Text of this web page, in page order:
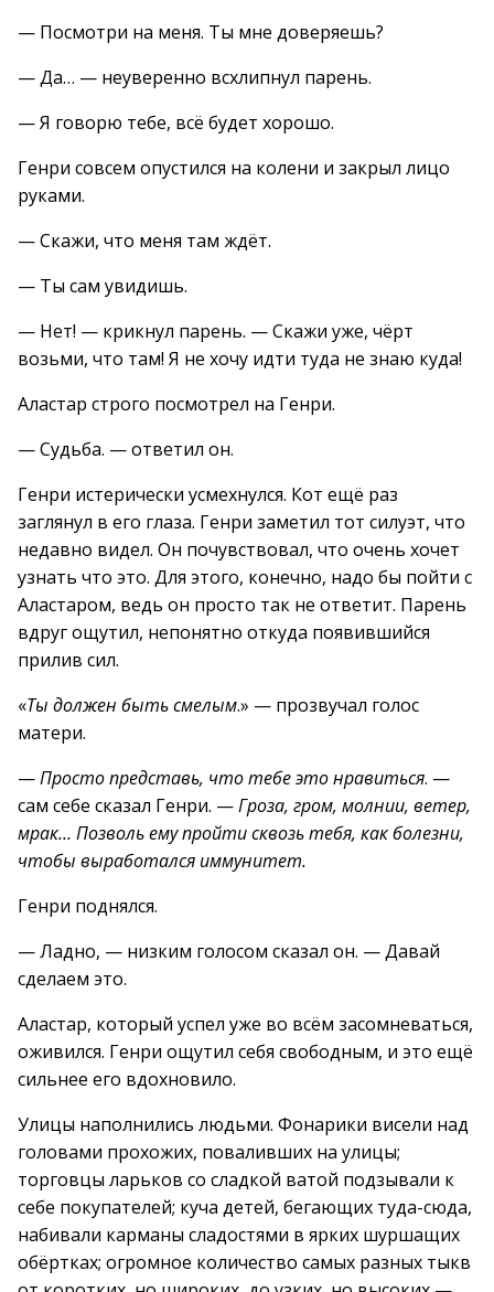
— Посмотри на меня. Ты мне доверяешь?
— Да… — неуверенно всхлипнул парень.
— Я говорю тебе, всё будет хорошо.
Генри совсем опустился на колени и закрыл лицо
руками.
— Скажи, что меня там ждёт.
— Ты сам увидишь.
— Нет! — крикнул парень. — Скажи уже, чёрт
возьми, что там! Я не хочу идти туда не знаю куда!
Аластар строго посмотрел на Генри.
— Судьба. — ответил он.
Генри истерически усмехнулся. Кот ещё раз
заглянул в его глаза. Генри заметил тот силуэт, что
недавно видел. Он почувствовал, что очень хочет
узнать что это. Для этого, конечно, надо бы пойти с
Аластаром, ведь он просто так не ответит. Парень
вдруг ощутил, непонятно откуда появившийся
прилив сил.
«Ты должен быть смелым.» — прозвучал голос
матери.
—Просто представь, что тебе это нравиться. —
сам себе сказал Генри. —Гроза, гром, молнии, ветер,
мрак… Позволь ему пройти сквозь тебя, как болезни,
чтобы выработался иммунитет.
Генри поднялся.
— Ладно, — низким голосом сказал он. — Давай
сделаем это.
Аластар, который успел уже во всём засомневаться,
оживился. Генри ощутил себя свободным, и это ещё
сильнее его вдохновило.
Улицы наполнились людьми. Фонарики висели над
головами прохожих, поваливших на улицы;
торговцы ларьков со сладкой ватой подзывали к
себе покупателей; куча детей, бегающих туда-сюда,
набивали карманы сладостями в ярких шуршащих
обёртках; огромное количество самых разных тыкв